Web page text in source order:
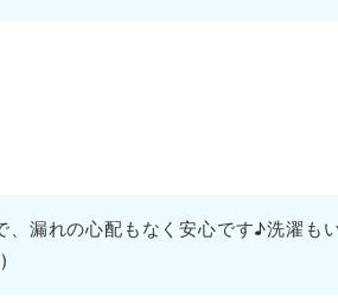
、よくよく見るとオーガニックにこ
柔らかさにびっくりしました！
漏れの心配もなく安心です♪洗濯も